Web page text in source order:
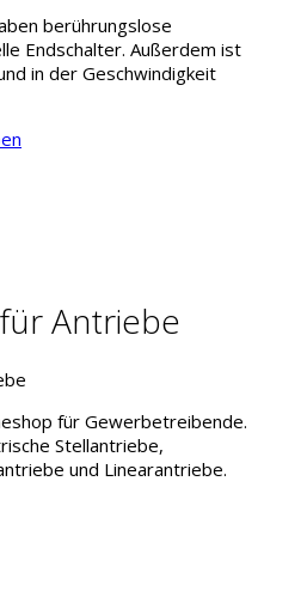
berührungslose
Endschalter. Außerdem ist
in der Geschwindigkeit
Antriebe
für Gewerbetreibende.
Stellantriebe,
und Linearantriebe.